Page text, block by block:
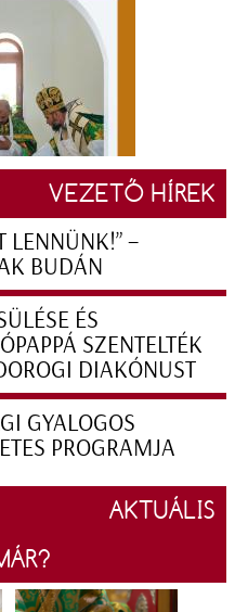
VEZETŐ HÍREK
LENNÜNK!” –
BUDÁN
ÉS
SZENTELTÉK
DIAKÓNUST
GYALOGOS
PROGRAMJA
AKTUÁLIS